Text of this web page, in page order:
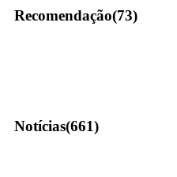
Recomendação(73)
Notícias(661)